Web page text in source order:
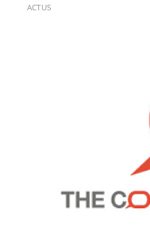
ACTUS